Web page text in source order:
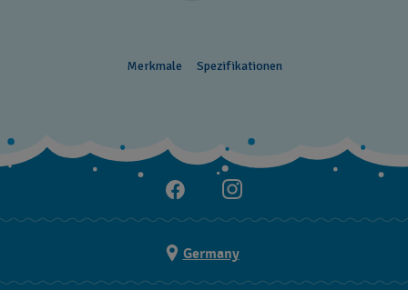
Merkmale Spezifikationen
Germany